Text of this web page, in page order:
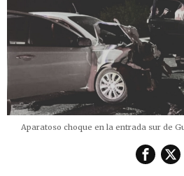
Aparatoso choque en la entrada sur de